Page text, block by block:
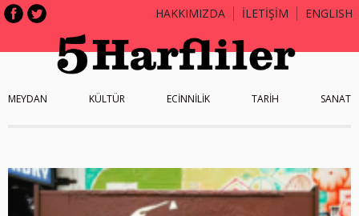
HAKKIMIZDA İLETİŞİM ENGLISH
MEYDAN KÜLTÜR ECİNNİLİK TARİH SANAT